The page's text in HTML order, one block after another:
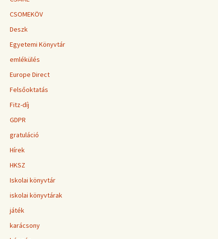
CSOMEKÖV
Deszk
Egyetemi Könyvtár
emlékülés
Europe Direct
Felsőoktatás
Fitz-díj
GDPR
gratuláció
Hírek
HKSZ
Iskolai könyvtár
iskolai könyvtárak
játék
karácsony